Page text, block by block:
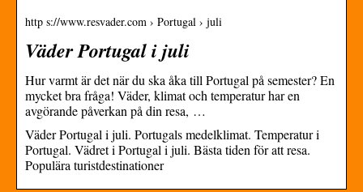
http s://www.resvader.com › Portugal › juli
Väder Portugal i juli
Hur varmt är det när du ska åka till Portugal på semester? En
mycket bra fråga! Väder, klimat och temperatur har en
avgörande påverkan på din resa, …
Väder Portugal i juli. Portugals medelklimat. Temperatur i
Portugal. Vädret i Portugal i juli. Bästa tiden för att resa.
Populära turistdestinationer